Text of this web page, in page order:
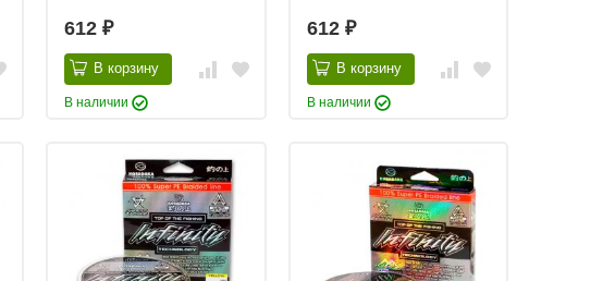
612 ₽
В корзину
В наличии
612 ₽
В корзину
В наличии